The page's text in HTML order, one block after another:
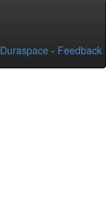
Duraspace - Feedback